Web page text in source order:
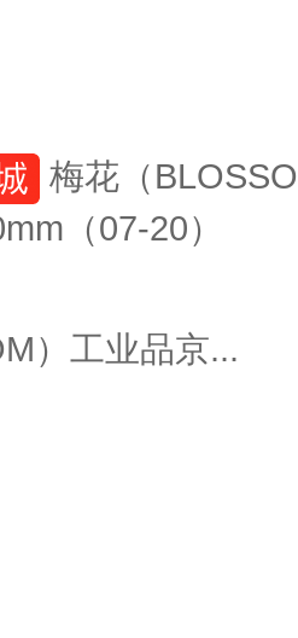
梅花（
（07-20）
）工业品京...